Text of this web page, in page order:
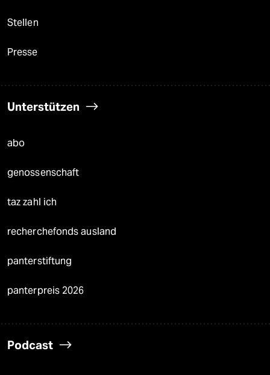
Stellen
Presse
Unterstützen
abo
genossenschaft
taz zahl ich
recherchefonds ausland
panterstiftung
panterpreis 2026
Podcast